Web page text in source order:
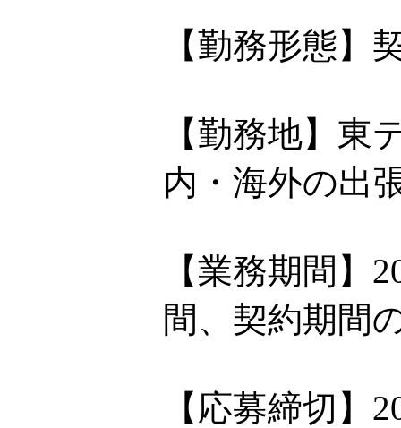
【勤務形態】
【勤務地】
内・海外の出
【業務期間】
間、契約期間
【応募締切】